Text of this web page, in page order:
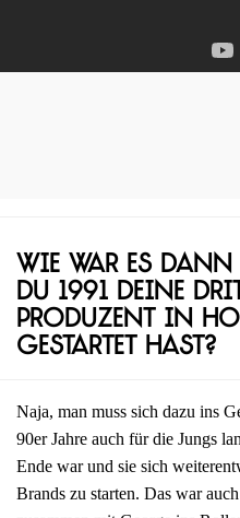
Wie war es
du 1991 deine
Produzent in
gestartet hast?
Naja, man muss sich dazu ins
90er Jahre auch für die Jungs
Ende war und sie sich
Brands zu starten. Das war